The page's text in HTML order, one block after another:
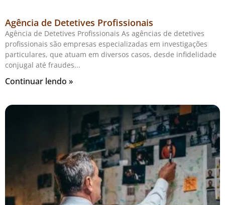
Agência de Detetives Profissionais
Agência de Detetives Profissionais As agências de detetives
profissionais são empresas especializadas em investigações
particulares, que atuam em diversos casos, desde infidelidade
conjugal até fraudes
Continuar lendo »